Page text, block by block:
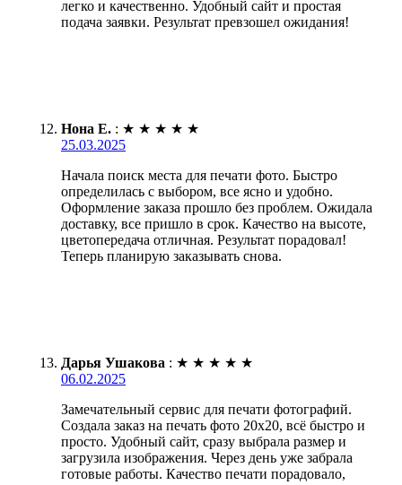
легко и качественно. Удобный сайт и простая
подача заявки. Результат превзошел ожидания!
Нона Е. : ★ ★ ★ ★ ★
25.03.2025
Начала поиск места для печати фото. Быстро
определилась с выбором, все ясно и удобно.
Оформление заказа прошло без проблем. Ожидала
доставку, все пришло в срок. Качество на высоте,
цветопередача отличная. Результат порадовал!
Теперь планирую заказывать снова.
Дарья Ушакова : ★ ★ ★ ★ ★
06.02.2025
Замечательный сервис для печати фотографий.
Создала заказ на печать фото 20х20, всё быстро и
просто. Удобный сайт, сразу выбрала размер и
загрузила изображения. Через день уже забрала
готовые работы. Качество печати порадовало,